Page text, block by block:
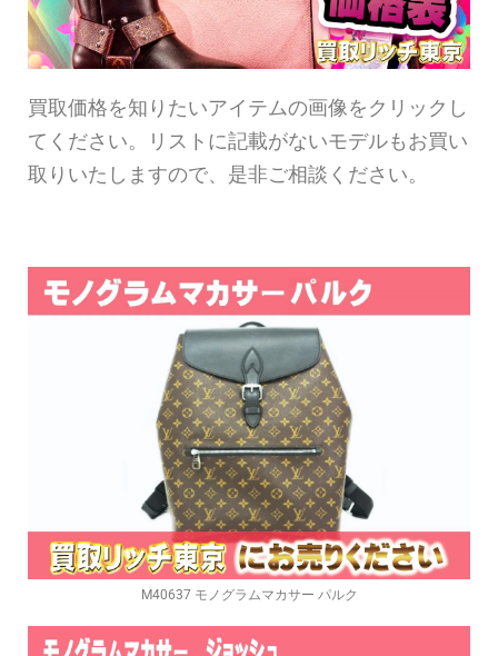
買取価格を知りたいアイテムの画像をクリックし
てください。リストに記載がないモデルもお買い
取りいたしますので、是非ご相談ください。
M40637 モノグラムマカサー パルク